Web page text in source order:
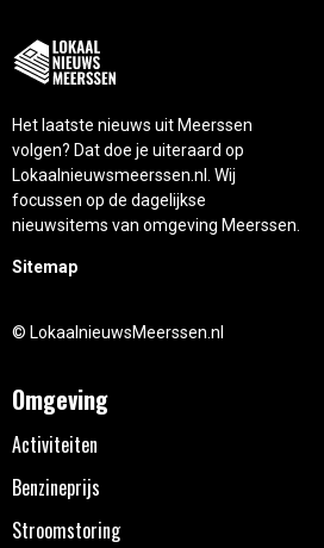
Het laatste nieuws uit Meerssen
volgen? Dat doe je uiteraard op
Lokaalnieuwsmeerssen.nl. Wij
focussen op de dagelijkse
nieuwsitems van omgeving Meerssen.
Sitemap
© LokaalnieuwsMeerssen.nl
Omgeving
Activiteiten
Benzineprijs
Stroomstoring